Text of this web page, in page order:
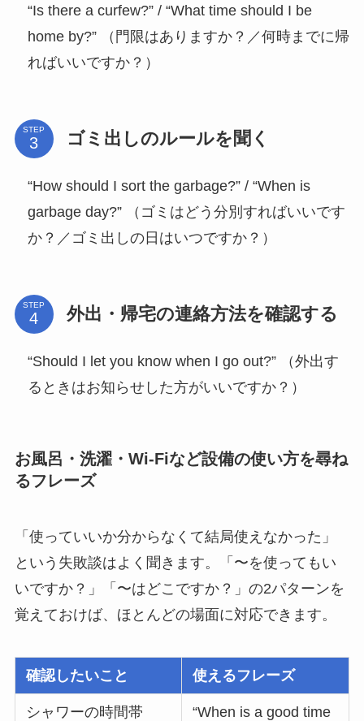
“Is there a curfew?” / “What time should I be
home by?” （門限はありますか？／何時までに帰
ればいいですか？）
STEP ゴミ出しのルールを聞く
“How should I sort the garbage?” / “When is
garbage day?” （ゴミはどう分別すればいいです
か？／ゴミ出しの日はいつですか？）
STEP 外出・帰宅の連絡方法を確認する
“Should I let you know when I go out?” （外出す
るときはお知らせした方がいいですか？）
お風呂・洗濯・Wi-Fiなど設備の使い方を尋ね
るフレーズ
「使っていいか分からなくて結局使えなかった」
という失敗談はよく聞きます。「〜を使ってもい
いですか？」「〜はどこですか？」の2パターンを
覚えておけば、ほとんどの場面に対応できます。
確認したいこと 使えるフレーズ
シャワーの時間帯 “When is a good time